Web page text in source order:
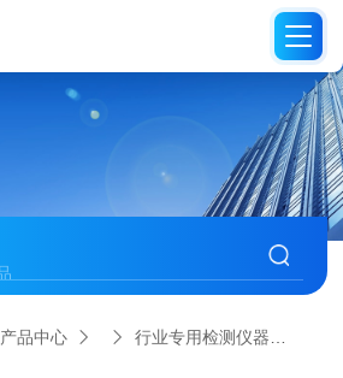
产品中心 行业专用检测仪器